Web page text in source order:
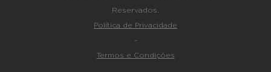
Reservados.
Política de Privacidade
-
Termos e Condições